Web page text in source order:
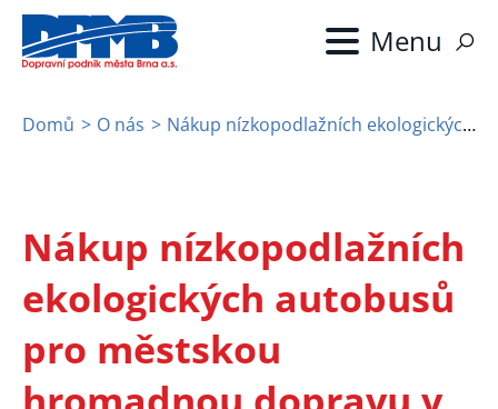
Přejít
hlavnímu
Drobečková
Domů O nás Nákup nízkopodlažních ekologických autobusů pro městskou hromadnou dopravu v Brně
Nákup nízkopodlažních
ekologických autobusů
pro městskou